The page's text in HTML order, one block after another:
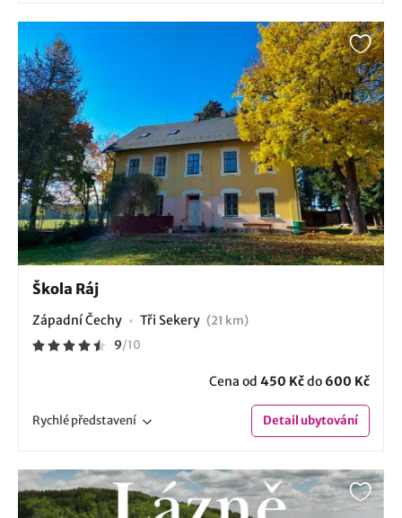
Škola Ráj
Západní Čechy Tři Sekery (21 km)
9/10
Cena od 450 Kčdo 600 Kč
Rychlépředstavení Detailubytování